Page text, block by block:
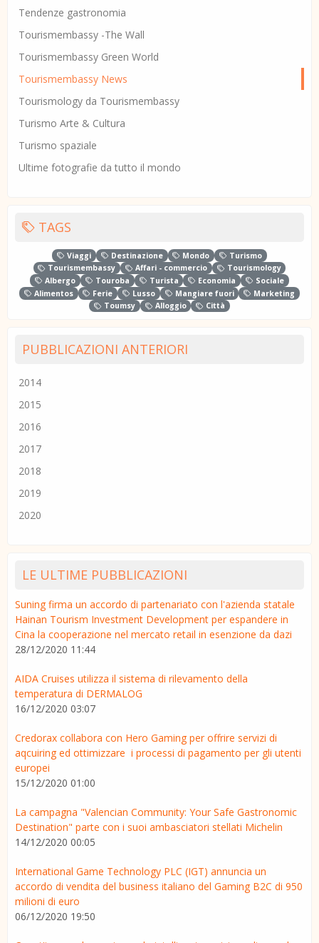
Tendenze gastronomia
Tourismembassy -The Wall
Tourismembassy Green World
Tourismembassy News
Tourismology da Tourismembassy
Turismo Arte & Cultura
Turismo spaziale
Ultime fotografie da tutto il mondo
TAGS
Viaggi Destinazione Mondo
Turismo
Tourismembassy
Affari - commercio
Tourismology
Albergo
Touroba Turista Economia
Sociale
Alimentos
Ferie Lusso Mangiare fuori
Marketing
Toumsy
Alloggio Città
PUBBLICAZIONI ANTERIORI
2014
2015
2016
2017
2018
2019
2020
LE ULTIME PUBBLICAZIONI
Suning firma un accordo di partenariato con l'azienda statale
Hainan Tourism Investment Development per espandere in
Cina la cooperazione nel mercato retail in esenzione da dazi
28/12/2020 11:44
AIDA Cruises utilizza il sistema di rilevamento della
temperatura di DERMALOG
16/12/2020 03:07
Credorax collabora con Hero Gaming per offrire servizi di
aqcuiring ed ottimizzare i processi di pagamento per gli utenti
europei
15/12/2020 01:00
La campagna "Valencian Community: Your Safe Gastronomic
Destination" parte con i suoi ambasciatori stellati Michelin
14/12/2020 00:05
International Game Technology PLC (IGT) annuncia un
accordo di vendita del business italiano del Gaming B2C di 950
milioni di euro
06/12/2020 19:50